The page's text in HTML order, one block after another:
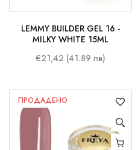
LEMMY BUILDER GEL 16 -
MILKY WHITE 15ML
€21,42 (41.89 лв)
ПРОДАДЕНО